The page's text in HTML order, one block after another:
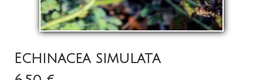
Echinacea simulata